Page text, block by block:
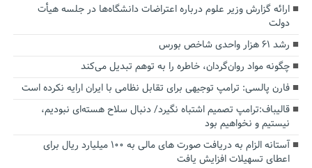
ارائه گزارش وزیر علوم درباره اعتراضات دانشگاه‌ها در جلسه هیأت
دولت
رشد ۶۱ هزار واحدی شاخص بورس
چگونه مواد روان‌گردان، خاطره را به توهم تبدیل می‌کند
فارن پالسی: ترامپ توجیهی برای تقابل نظامی با ایران ارایه نکرده است
قالیباف:ترامپ تصمیم اشتباه نگیرد/ دنبال سلاح هسته‌ای نبودیم،
نیستیم و نخواهیم بود
آستانه الزام به دریافت صورت های مالی به ۱۰۰ میلیارد ریال برای
اعطای تسهیلات افزایش یافت